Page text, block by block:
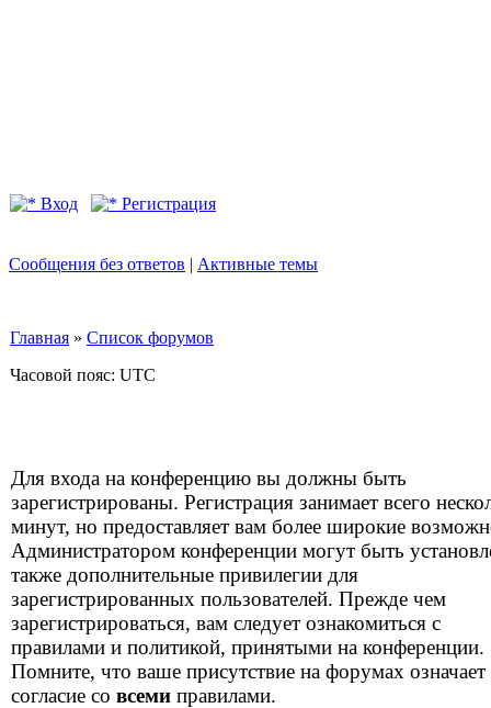
Вход Регистрация
Сообщения без ответов | Активные темы
Главная » Список форумов
Часовой пояс: UTC
Для входа на конференцию вы должны быть
зарегистрированы. Регистрация занимает всего
минут, но предоставляет вам более широкие
Администратором конференции могут быть
также дополнительные привилегии для
зарегистрированных пользователей. Прежде чем
зарегистрироваться, вам следует ознакомиться с
правилами и политикой, принятыми на конференции.
Помните, что ваше присутствие на форумах означает
согласие со всеми правилами.